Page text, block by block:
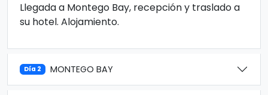
Llegada a Montego Bay, recepción y traslado a
su hotel. Alojamiento.
Día 2 MONTEGO BAY